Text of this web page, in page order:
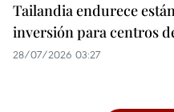
Tailandia endurece
inversión para centros
28/07/2026 03:27